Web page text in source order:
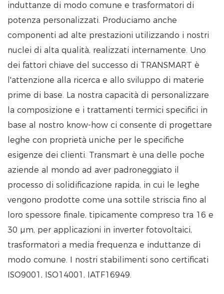
induttanze di modo comune e trasformatori di
potenza personalizzati. Produciamo anche
componenti ad alte prestazioni utilizzando i nostri
nuclei di alta qualità, realizzati internamente. Uno
dei fattori chiave del successo di TRANSMART è
l'attenzione alla ricerca e allo sviluppo di materie
prime di base. La nostra capacità di personalizzare
la composizione e i trattamenti termici specifici in
base al nostro know-how ci consente di progettare
leghe con proprietà uniche per le specifiche
esigenze dei clienti. Transmart è una delle poche
aziende al mondo ad aver padroneggiato il
processo di solidificazione rapida, in cui le leghe
vengono prodotte come una sottile striscia fino al
loro spessore finale, tipicamente compreso tra 16 e
30 μm, per applicazioni in inverter fotovoltaici,
trasformatori a media frequenza e induttanze di
modo comune. I nostri stabilimenti sono certificati
ISO9001, ISO14001, IATF16949.